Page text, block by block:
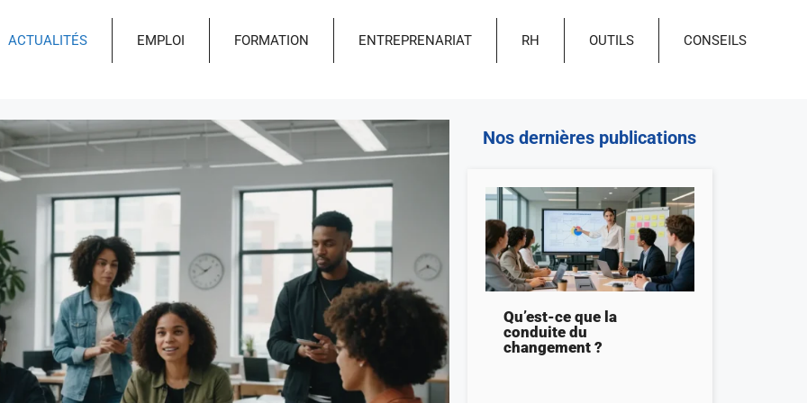
ACTUALITÉS EMPLOI FORMATION ENTREPRENARIAT RH OUTILS CONSEILS
Nos dernières publications
Qu’est-ce que la
conduite du
changement ?